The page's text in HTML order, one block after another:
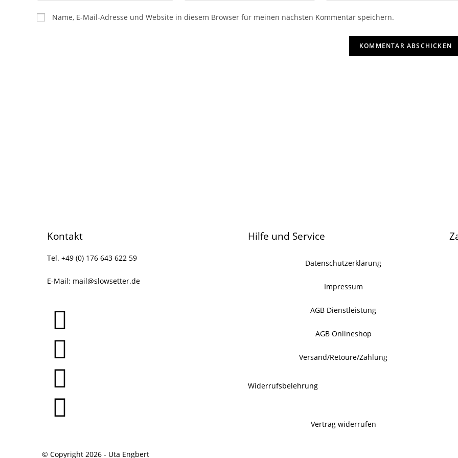
Name, E-Mail-Adresse und Website in diesem Browser für meinen nächsten Kommentar speichern.
Kontakt
Tel. +49 (0) 176 643 622 59
E-Mail: mail@slowsetter.de
Hilfe und Service
Datenschutzerklärung
Impressum
AGB Dienstleistung
AGB Onlineshop
Versand/Retoure/Zahlung
Widerrufsbelehrung
Vertrag widerrufen
© Copyright 2026 - Uta Engbert